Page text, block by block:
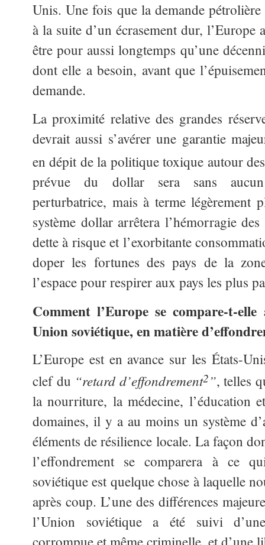
Unis. Une fois que la demande
à la suite d’un écrasement dur,
être pour aussi longtemps qu’une
dont elle a besoin, avant que
demande.
La proximité relative des grandes
devrait aussi s’avérer une garantie
en dépit de la politique toxique autour
prévue du dollar sera sans aucun
perturbatrice, mais à terme légèrement
système dollar arrêtera l’hémorragie
dette à risque et l’exorbitante
doper les fortunes des pays de la
l’espace pour respirer aux pays les plus
Comment l’Europe se compare-t-
Union soviétique, en matière
L’Europe est en avance sur les États-
clef du “retard d’effondrement2”, telles
la nourriture, la médecine, l’éducation
domaines, il y a au moins un système
éléments de résilience locale. La façon
l’effondrement se comparera à ce
soviétique est quelque chose à laquelle
après coup. L’une des différences
l’Union soviétique a été suivi